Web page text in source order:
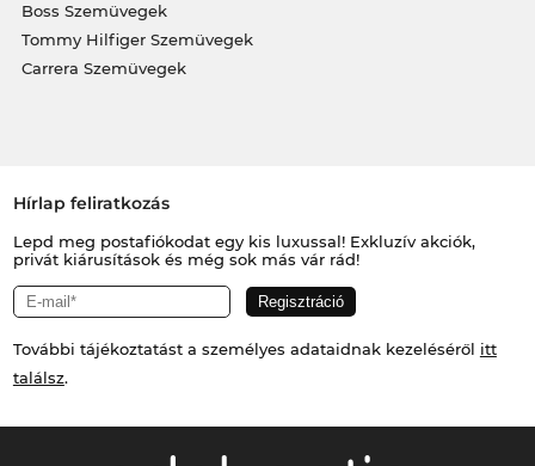
Boss Szemüvegek
Tommy Hilfiger Szemüvegek
Carrera Szemüvegek
Hírlap feliratkozás
Lepd meg postafiókodat egy kis luxussal! Exkluzív akciók,
privát kiárusítások és még sok más vár rád!
További tájékoztatást a személyes adataidnak kezeléséről itt
találsz.